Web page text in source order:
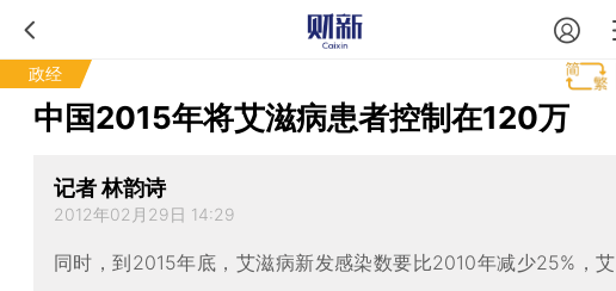
政经
中国2015年将艾滋病患者控制在120万
记者 林韵诗
2012年02月29日 14:29
同时，到2015年底，艾滋病新发感染数要比2010年减少25%，艾